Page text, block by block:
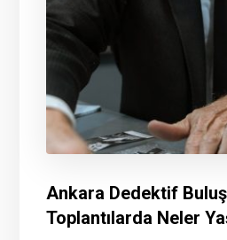
Ankara Dedektif
Toplantılarda Neler